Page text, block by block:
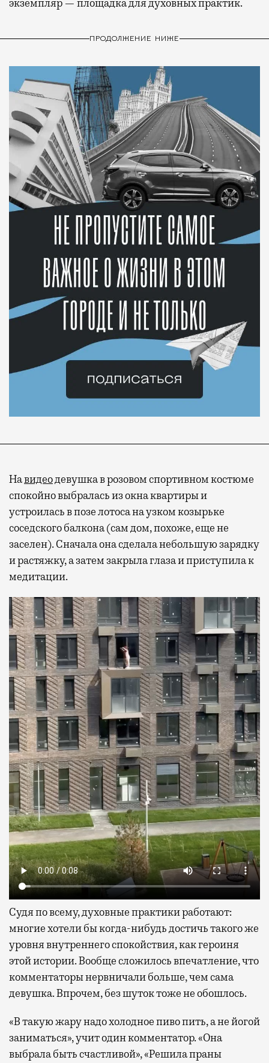
экземпляр — площадка для духовных практик.
ПРОДОЛЖЕНИЕ НИЖЕ
Навидеодевушка в розовом спортивном костюме
спокойно выбралась из окна квартиры и
устроилась в позе лотоса на узком козырьке
соседского балкона (сам дом, похоже, еще не
заселен). Сначала она сделала небольшую зарядку
и растяжку, а затем закрыла глаза и приступила к
медитации.
Судя по всему, духовные практики работают:
многие хотели бы когда-нибудь достичь такого же
уровня внутреннего спокойствия, как героиня
этой истории. Вообще сложилось впечатление, что
комментаторы нервничали больше, чем сама
девушка. Впрочем, без шуток тоже не обошлось.
«В такую жару надо холодное пиво пить, а не йогой
заниматься», учит один комментатор. «Она
выбрала быть счастливой», «Решила праны